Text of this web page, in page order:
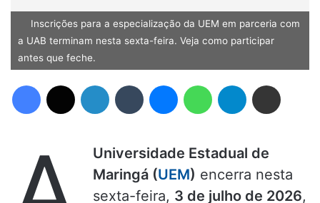
Inscrições para a especialização da UEM em parceria com
a UAB terminam nesta sexta-feira. Veja como participar
antes que feche.
Universidade Estadual de
Maringá (UEM) encerra nesta
sexta-feira, 3 de julho de 2026,